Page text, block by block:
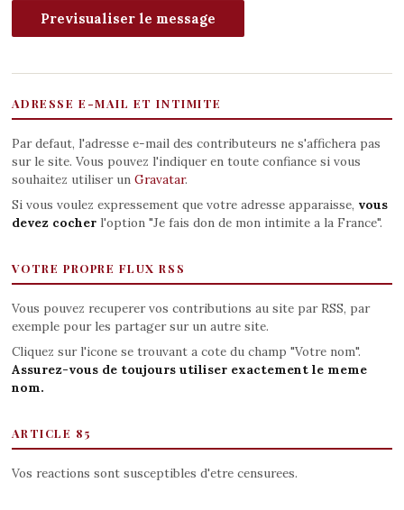
ADRESSE E-MAIL ET INTIMITE
Par defaut, l'adresse e-mail des contributeurs ne s'affichera pas
sur le site. Vous pouvez l'indiquer en toute confiance si vous
souhaitez utiliser un Gravatar.
Si vous voulez expressement que votre adresse apparaisse, vous
devez cocherl'option "Je fais don de mon intimite a la France".
VOTRE PROPRE FLUX RSS
Vous pouvez recuperer vos contributions au site par RSS, par
exemple pour les partager sur un autre site.
Cliquez sur l'icone se trouvant a cote du champ "Votre nom".
Assurez-vous de toujours utiliser exactement le meme
nom.
ARTICLE 85
Vos reactions sont susceptibles d'etre censurees.